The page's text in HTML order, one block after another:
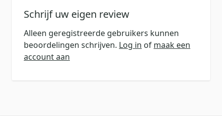
Schrijf uw eigen review
Alleen geregistreerde gebruikers kunnen
beoordelingen schrijven. Log in of maak een
account aan